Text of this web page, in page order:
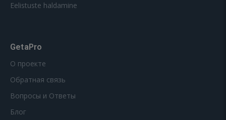
Eelistuste haldamine
GetaPro
О проекте
Обратная связь
Вопросы и Ответы
Блог